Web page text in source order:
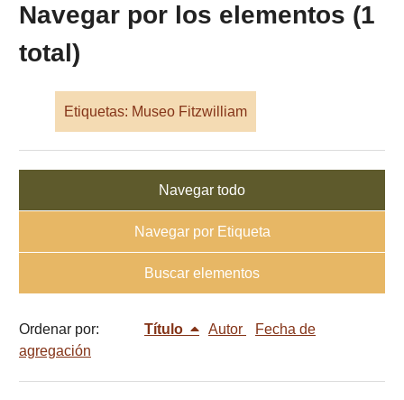
Navegar por los elementos (1
total)
Etiquetas: Museo Fitzwilliam
Navegar todo
Navegar por Etiqueta
Buscar elementos
Ordenar por: Título Autor
Fecha de
agregación